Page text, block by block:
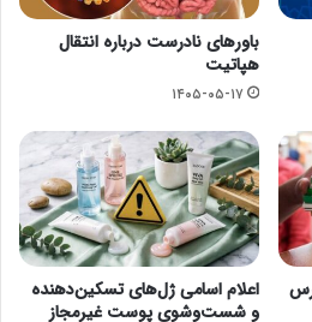
باورهای نادرست درباره انتقال
هپاتیت
۱۴۰۵-۰۵-۱۷
اعلام اسامی ژل‌های تسکین‌دهنده
و شست‌وشوی پوست غیرمجاز